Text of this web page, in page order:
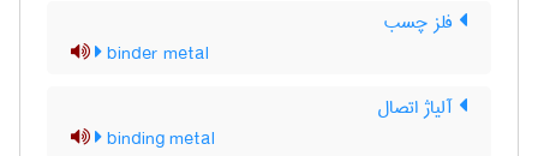
فلز چسب
binder metal
آلیاژ اتصال
binding metal